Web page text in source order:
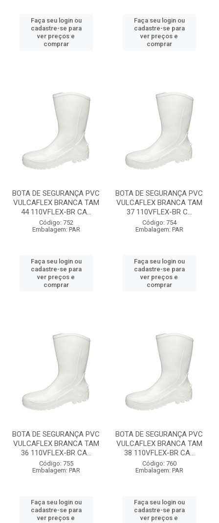
Faça seu login ou
cadastre-se para
ver preços e
comprar
Faça seu login ou
cadastre-se para
ver preços e
comprar
BOTA DE SEGURANÇA PVC
VULCAFLEX BRANCA TAM
44 110VFLEX-BR CA...
Código: 752
Embalagem: PAR
Faça seu login ou
cadastre-se para
ver preços e
comprar
BOTA DE SEGURANÇA PVC
VULCAFLEX BRANCA TAM
37 110VFLEX-BR C...
Código: 754
Embalagem: PAR
Faça seu login ou
cadastre-se para
ver preços e
comprar
BOTA DE SEGURANÇA PVC
VULCAFLEX BRANCA TAM
36 110VFLEX-BR CA...
Código: 755
Embalagem: PAR
Faça seu login ou
cadastre-se para
ver preços e
BOTA DE SEGURANÇA PVC
VULCAFLEX BRANCA TAM
38 110VFLEX-BR CA...
Código: 760
Embalagem: PAR
Faça seu login ou
cadastre-se para
ver preços e